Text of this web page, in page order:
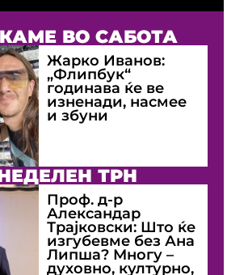
ВО САБОТА
Жарко Иванов:
„Флипбук“
годинава ќе ве
изненади, насмее
и збуни
ТРН
Проф. д-р
Александар
Трајковски: Што ќе
изгубевме без Ана
Липша? Многу –
духовно, културно,